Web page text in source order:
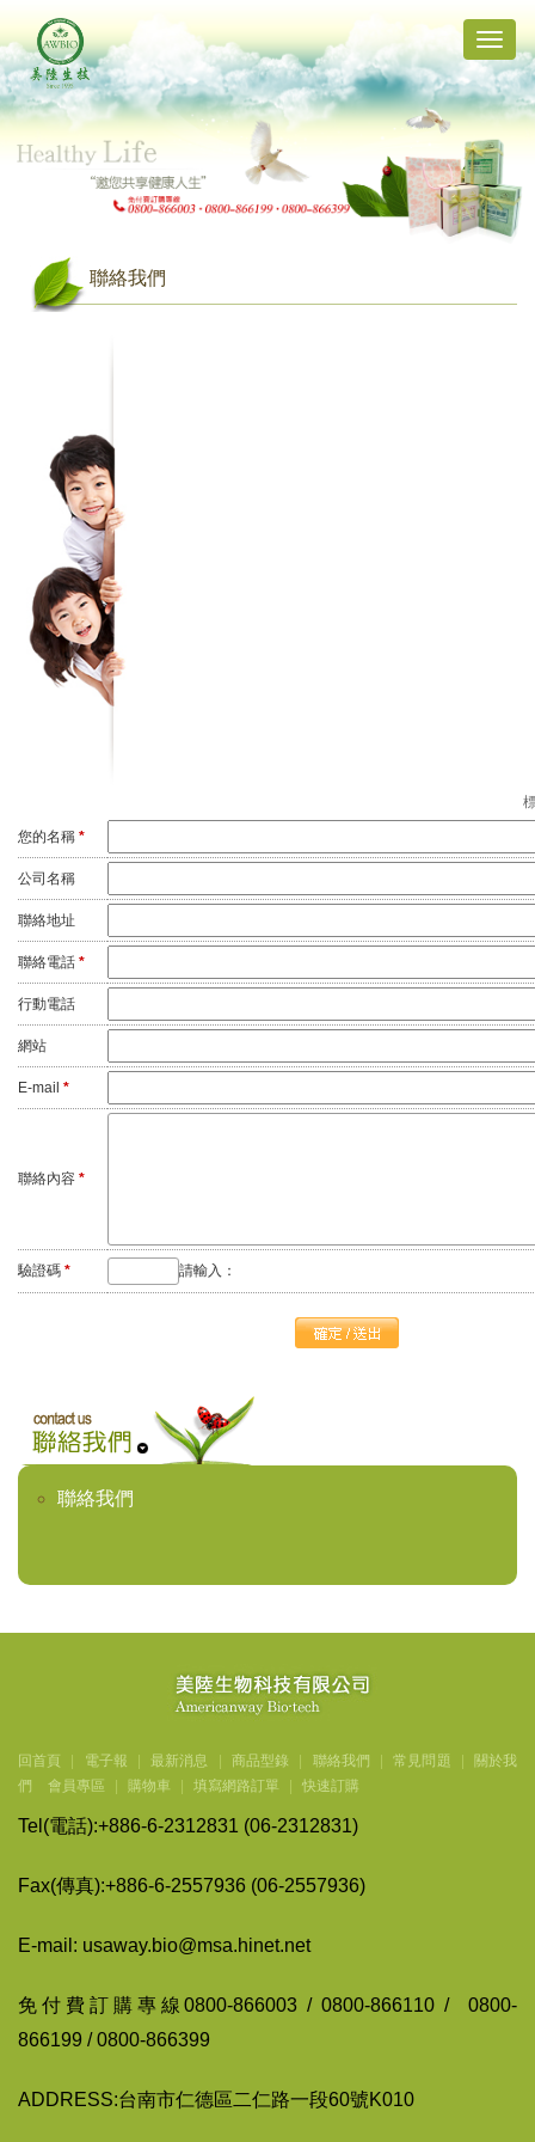
Toggle
聯絡我們
您的名稱 *
公司名稱
聯絡地址
聯絡電話 *
行動電話
網站
E-mail *
聯絡內容 *
驗證碼 * 請輸入：
聯絡我們
回首頁 電子報 最新消息 商品型錄 聯絡我們 常見問題
關於我
們
會員專區 購物車 填寫網路訂單 快速訂購
Tel(電話):+886-6-2312831 (06-2312831)
Fax(傳真):+886-6-2557936 (06-2557936)
E-mail: usaway.bio@msa.hinet.net
免付費訂購專線0800-866003 / 0800-866110 / 0800-
866199 / 0800-866399
ADDRESS:台南市仁德區二仁路一段60號K010